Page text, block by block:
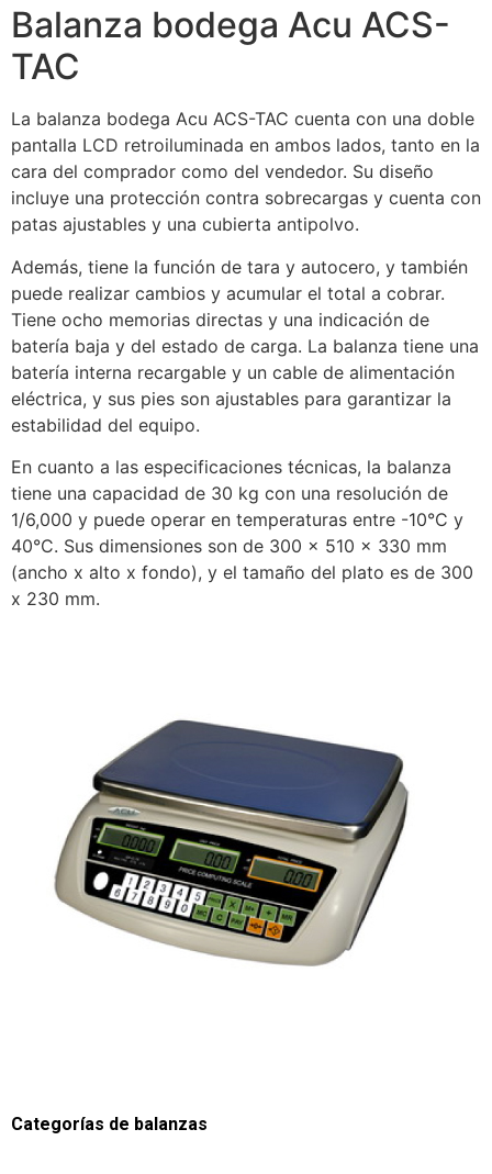
Balanza bodega Acu ACS-
TAC
La balanza bodega Acu ACS-TAC cuenta con una doble
pantalla LCD retroiluminada en ambos lados, tanto en la
cara del comprador como del vendedor. Su diseño
incluye una protección contra sobrecargas y cuenta con
patas ajustables y una cubierta antipolvo.
Además, tiene la función de tara y autocero, y también
puede realizar cambios y acumular el total a cobrar.
Tiene ocho memorias directas y una indicación de
batería baja y del estado de carga. La balanza tiene una
batería interna recargable y un cable de alimentación
eléctrica, y sus pies son ajustables para garantizar la
estabilidad del equipo.
En cuanto a las especificaciones técnicas, la balanza
tiene una capacidad de 30 kg con una resolución de
1/6,000 y puede operar en temperaturas entre -10°C y
40°C. Sus dimensiones son de 300 x 510 x 330 mm
(ancho x alto x fondo), y el tamaño del plato es de 300
x 230 mm.
Categorías de balanzas